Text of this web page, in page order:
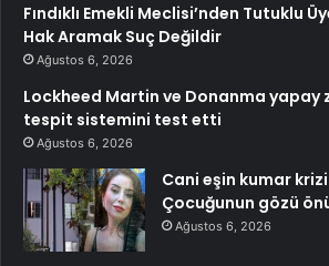
Fındıklı Emekli Meclisi’nden Tutuklu
Hak Aramak Suç Değildir
Ağustos 6, 2026
Lockheed Martin ve Donanma yapay
tespit sistemini test etti
Ağustos 6, 2026
Cani eşin kumar
Çocuğunun gözü
Ağustos 6, 2026